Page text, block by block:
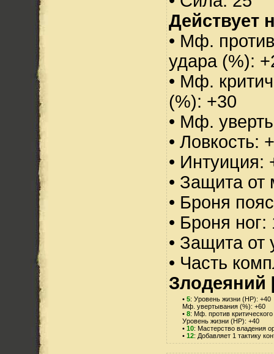
Действует
• Мф.
удара (%):
• Мф.
(%): +30
• Мф.
• Ловкость:
• Интуиция:
• Защита от
• Броня
• Броня
• Защита от
• Часть
Злодеяний
• 5: Уровень жизни (HP): +40
Мф. увертывания (%): +60
• 8: Мф. против
Уровень жизни (HP): +40
• 10: Мастерство владения
• 12: Добавляет 1 тактику